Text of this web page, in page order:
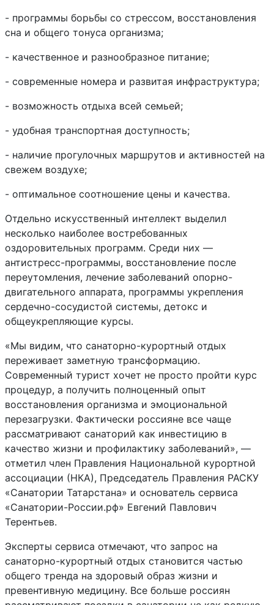
- программы борьбы со стрессом, восстановления
сна и общего тонуса организма;
- качественное и разнообразное питание;
- современные номера и развитая инфраструктура;
- возможность отдыха всей семьей;
- удобная транспортная доступность;
- наличие прогулочных маршрутов и активностей на
свежем воздухе;
- оптимальное соотношение цены и качества.
Отдельно искусственный интеллект выделил
несколько наиболее востребованных
оздоровительных программ. Среди них —
антистресс-программы, восстановление после
переутомления, лечение заболеваний опорно-
двигательного аппарата, программы укрепления
сердечно-сосудистой системы, детокс и
общеукрепляющие курсы.
«Мы видим, что санаторно-курортный отдых
переживает заметную трансформацию.
Современный турист хочет не просто пройти курс
процедур, а получить полноценный опыт
восстановления организма и эмоциональной
перезагрузки. Фактически россияне все чаще
рассматривают санаторий как инвестицию в
качество жизни и профилактику заболеваний», —
отметил член Правления Национальной курортной
ассоциации (НКА), Председатель Правления РАСКУ
«Санатории Татарстана» и основатель сервиса
«Санатории-России.рф» Евгений Павлович
Терентьев.
Эксперты сервиса отмечают, что запрос на
санаторно-курортный отдых становится частью
общего тренда на здоровый образ жизни и
превентивную медицину. Все больше россиян